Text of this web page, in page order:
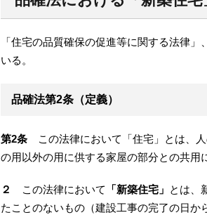
「住宅の品質確保の促進等に関する法律
いる。
品確法第2条（定義）
第2条 この法律において「住宅」とは、
の用以外の用に供する家屋の部分との共用
２ この法律において 「新築住宅」 とは、
たことのないもの（建設工事の完了の日か